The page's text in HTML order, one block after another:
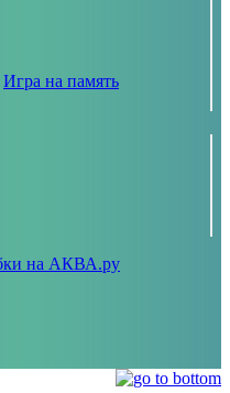
Игра на память